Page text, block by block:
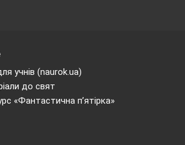
учнів (naurok.ua)
до свят
«Фантастична п’ятірка»